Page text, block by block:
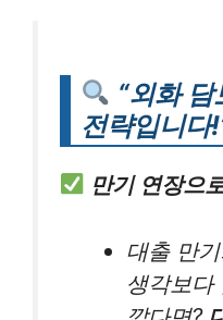
“외화
전략입니다
만기 연장으
대출 만
생각보다